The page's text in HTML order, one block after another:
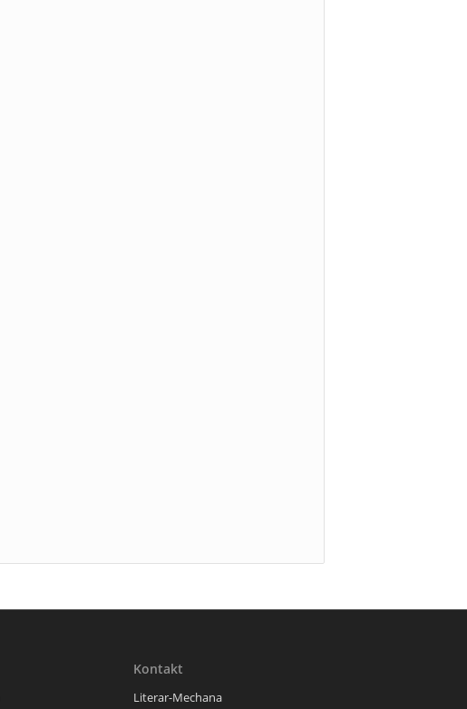
Kontakt
Literar-Mechana